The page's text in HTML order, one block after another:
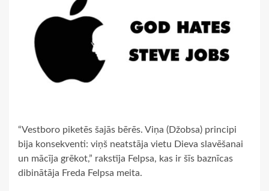
“Vestboro piketēs šajās bērēs. Viņa (Džobsa) principi
bija konsekventi: viņš neatstāja vietu Dieva slavēšanai
un mācīja grēkot,” rakstīja Felpsa, kas ir šīs baznīcas
dibinātāja Freda Felpsa meita.